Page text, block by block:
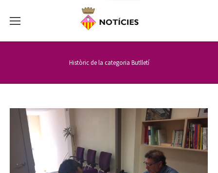
Històric de la categoria Butlletí